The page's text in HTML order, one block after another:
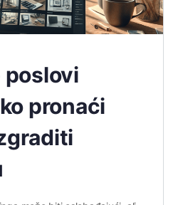
poslovi
pronaći